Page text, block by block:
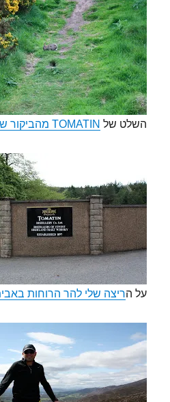
השלט של TOMATIN מהביקור שלי במזקקה
על הריצה שלי להר הרוחות